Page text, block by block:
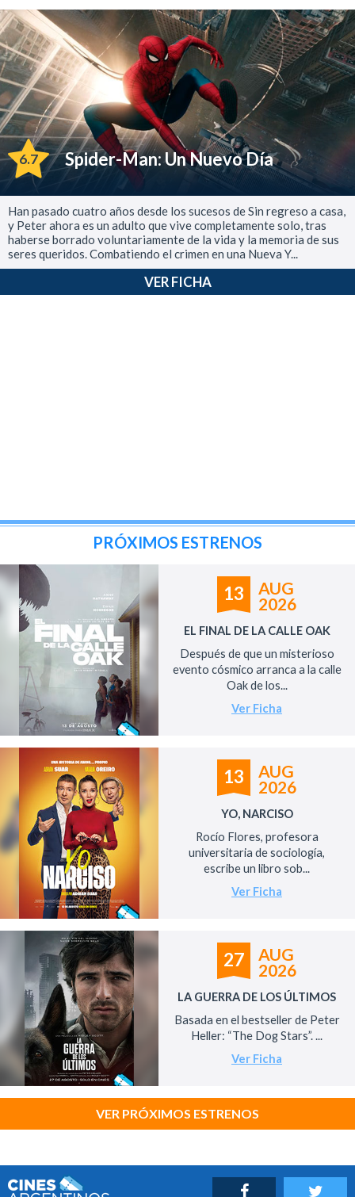
6.7 Spider-Man: Un Nuevo Día
Han pasado cuatro años desde los sucesos de Sin regreso a casa,
y Peter ahora es un adulto que vive completamente solo, tras
haberse borrado voluntariamente de la vida y la memoria de sus
seres queridos. Combatiendo el crimen en una Nueva Y...
VER FICHA
PRÓXIMOS ESTRENOS
13
AUG
2026
EL FINAL DE LA CALLE OAK
Después de que un misterioso
evento cósmico arranca a la calle
Oak de los...
Ver Ficha
13
AUG
2026
YO, NARCISO
Rocío Flores, profesora
universitaria de sociología,
escribe un libro sob...
Ver Ficha
27
AUG
2026
LA GUERRA DE LOS ÚLTIMOS
Basada en el bestseller de Peter
Heller: “The Dog Stars”. ...
Ver Ficha
VER PRÓXIMOS ESTRENOS